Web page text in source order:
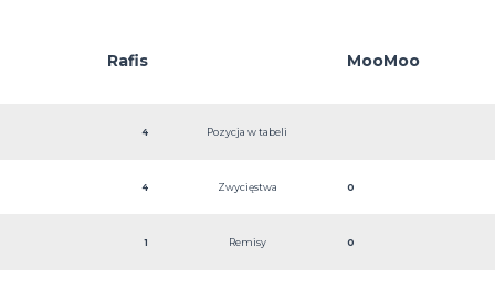
Rafis MooMoo
4 Pozycja w tabeli
4 Zwycięstwa 0
1 Remisy 0